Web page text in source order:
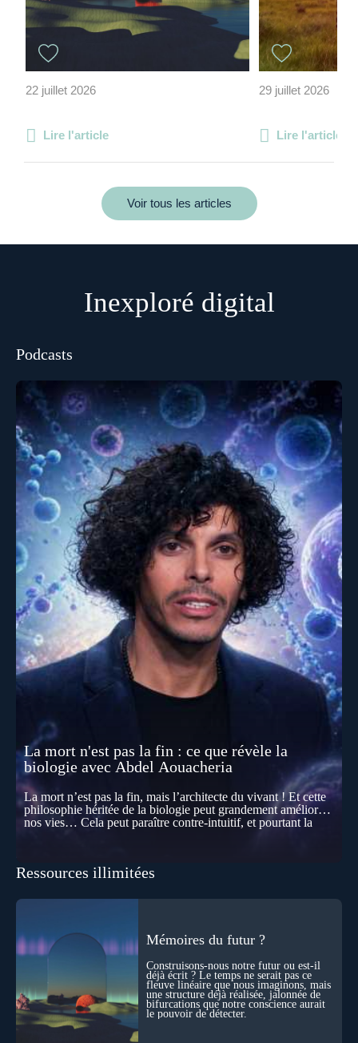
22 juillet 2026
Lire l'article
29 juillet 2026
Lire l'article
Voir tous les articles
Inexploré digital
Podcasts
La mort n'est pas la fin : ce que révèle la
biologie avec Abdel Aouacheria
La mort n’est pas la fin, mais l’architecte du vivant ! Et cette
philosophie héritée de la biologie peut grandement améliorer
nos vies… Cela peut paraître contre-intuitif, et pourtant la
se construisent grâce à des milliers de morts cellulaires
effacements nécessaires façonnent la vie elle-même. À toutes
elle transformer notre manière de penser la mort ? Existe-t-il
des ponts avec nos intuitions métaphysiques sur le cycle de
l’âme ? Nous en parlons avec Abdel Aouacheria, docteur en
biochimie et spécialiste de la mort cellulaire.
Ressources illimitées
Mémoires du futur ?
Construisons-nous notre futur ou est-il
déjà écrit ? Le temps ne serait pas ce
fleuve linéaire que nous imaginons, mais
une structure déjà réalisée, jalonnée de
bifurcations que notre conscience aurait
le pouvoir de détecter.